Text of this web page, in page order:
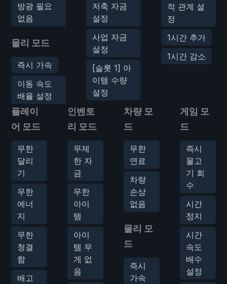
방광 필요
없음
물리 모드
즉시 가속
이동 속도
배율 설정
저축 자금
설정
사업 자금
설정
[슬롯 1] 아
이템 수량
설정
적 관계 설
정
1시간 추가
1시간 감소
플레이
어 모드
무한
달리
기
무한
에너
지
무한
청결
함
배고
인벤토
리 모드
무제
한 자
금
무한
아이
템
아이
템 무
게 없
음
차량 모
드
무한
연료
차량
손상
없음
물리 모
드
즉시
가속
게임 모
드
즉시
물고
기 회
수
시간
정지
시간
속도
배수
설정